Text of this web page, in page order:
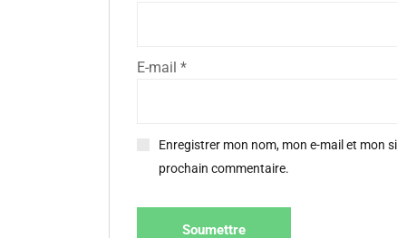
E-mail *
Enregistrer mon nom, mon e-mail et mon
prochain commentaire.